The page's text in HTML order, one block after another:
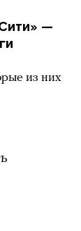
—
из них